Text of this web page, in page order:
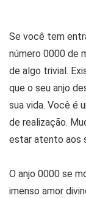
Se você tem
número 0000 de
de algo trivial.
que o seu anjo
sua vida. Você é
de realização.
estar atento aos
O anjo 0000 se
imenso amor